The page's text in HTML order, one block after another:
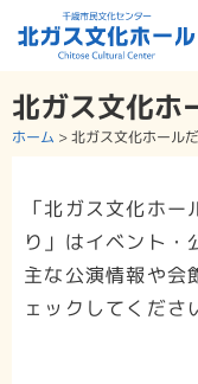
北ガス文化ホ
ホーム >北ガス文化ホール
「北ガス文化ホ
り」はイベント・
主な公演情報や会
ェックしてくださ